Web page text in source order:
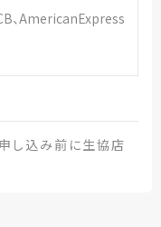
、AmericanExpress
し込み前に生協店